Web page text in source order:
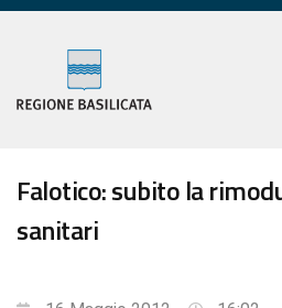
Falotico: subito la
sanitari